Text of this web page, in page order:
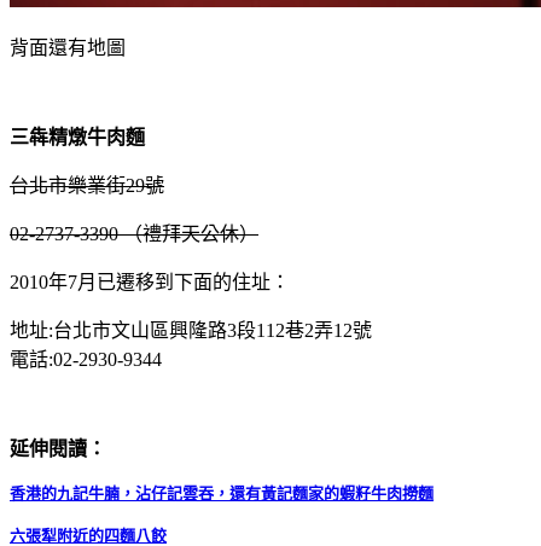
背面還有地圖
三犇精燉牛肉麵
台北市樂業街29號
02-2737-3390 （禮拜天公休）
2010年7月已遷移到下面的住址：
地址:台北市文山區興隆路3段112巷2弄12號
電話:02-2930-9344
延伸閱讀：
香港的九記牛腩，沾仔記雲吞，還有黃記麵家的蝦籽牛肉撈麵
六張犁附近的四麵八餃